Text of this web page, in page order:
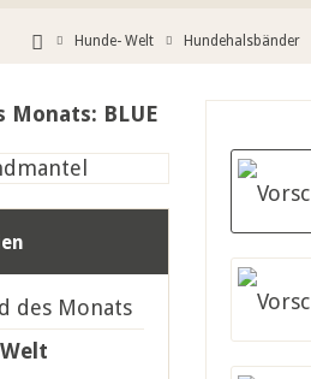
Hunde- Welt Hundehalsbänder
Monats: BLUE
des Monats